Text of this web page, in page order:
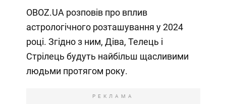
OBOZ.UA розповів про вплив
астрологічного розташування у 2024
році. Згідно з ним, Діва, Телець і
Стрілець будуть найбільш щасливими
людьми протягом року.
РЕКЛАМА